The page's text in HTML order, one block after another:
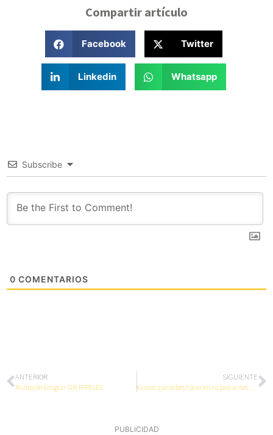
Compartir artículo
Facebook Twitter
Linkedin Whatsapp
Subscribe
0 COMENTARIOS
ANTERIOR
Multas de Emigrar SIN PAPELES
SIGUIENTE
6 cosas que debes hacer en tu país antes de emigrar
PUBLICIDAD